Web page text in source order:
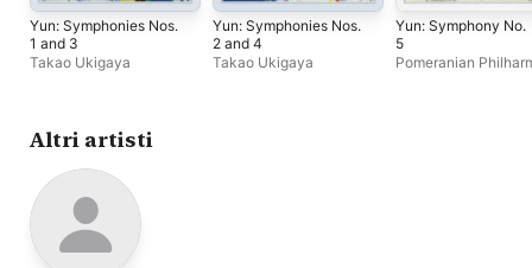
Yun: Symphonies Nos.
1 and 3
Takao Ukigaya
Yun: Symphonies Nos.
2 and 4
Takao Ukigaya
Yun: Symphony No.
5
Pomeranian
Altri artisti